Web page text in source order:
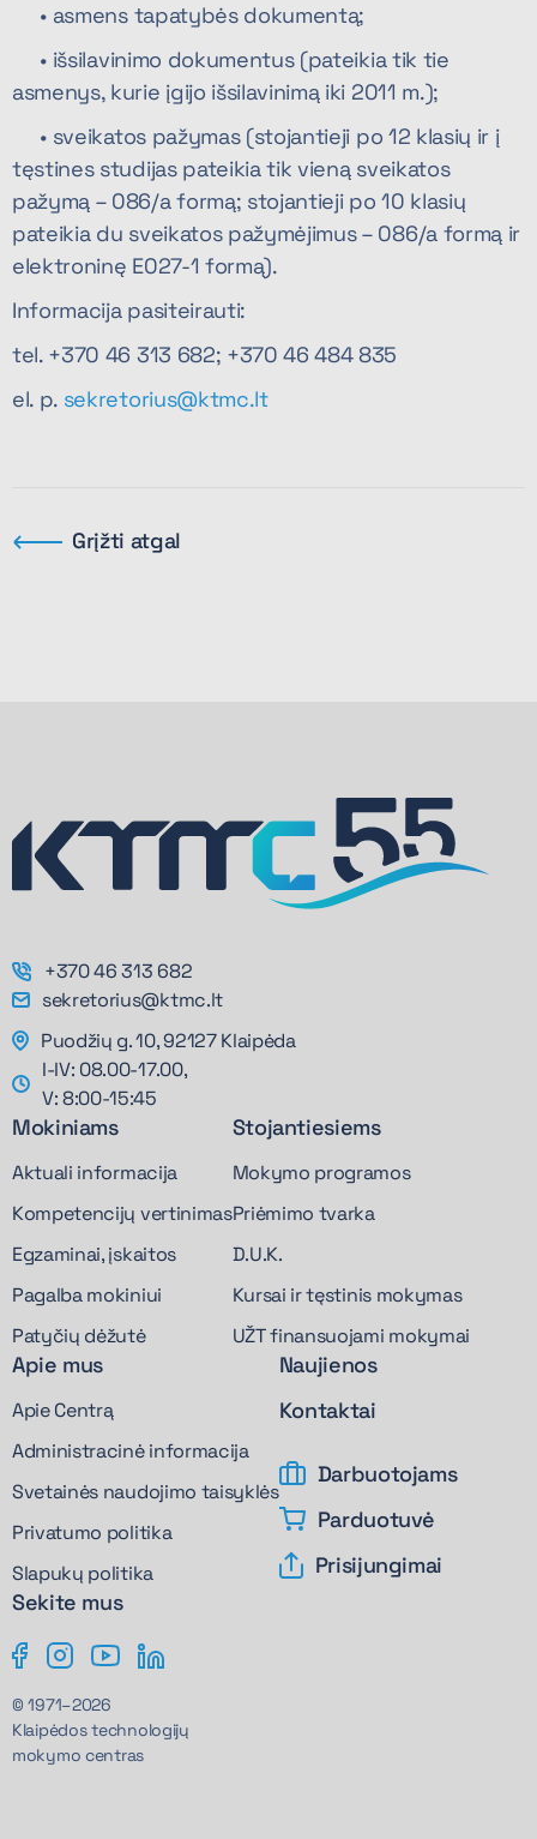
• asmens tapatybės dokumentą;
• išsilavinimo dokumentus (pateikia tik tie
asmenys, kurie įgijo išsilavinimą iki 2011 m.);
• sveikatos pažymas (stojantieji po 12 klasių ir į
tęstines studijas pateikia tik vieną sveikatos
pažymą – 086/a formą; stojantieji po 10 klasių
pateikia du sveikatos pažymėjimus – 086/a formą ir
elektroninę E027-1 formą).
Informacija pasiteirauti:
tel. +370 46 313 682; +370 46 484 835
el. p. sekretorius@ktmc.lt
Grįžti atgal
+370 46 313 682
sekretorius@ktmc.lt
Puodžių g. 10, 92127 Klaipėda
I-IV: 08.00-17.00,
V: 8:00-15:45
Mokiniams
Aktuali informacija
Kompetencijų vertinimas
Egzaminai, įskaitos
Pagalba mokiniui
Patyčių dėžutė
Stojantiesiems
Mokymo programos
Priėmimo tvarka
D.U.K.
Kursai ir tęstinis mokymas
UŽT finansuojami mokymai
Apie mus
Apie Centrą
Administracinė informacija
Svetainės naudojimo taisyklės
Privatumo politika
Slapukų politika
Naujienos
Kontaktai
Darbuotojams
Parduotuvė
Prisijungimai
Sekite mus
© 1971–2026
Klaipėdos technologijų
mokymo centras